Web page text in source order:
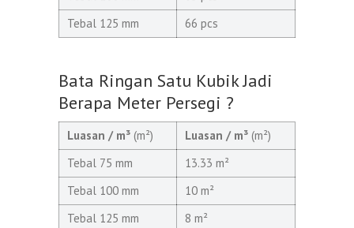
Tebal 125 mm
66 pcs
Bata Ringan Satu Kubik Jadi
Berapa Meter Persegi ?
Luasan / m³ (m²) Luasan / m³ (m²)
Tebal 75 mm
13.33 m²
Tebal 100 mm
10 m²
Tebal 125 mm
8 m²